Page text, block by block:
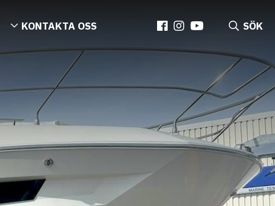
KONTAKTA OSS SÖK